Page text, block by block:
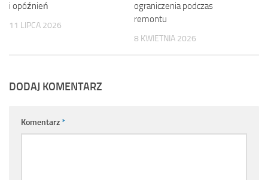
i opóźnień
11 LIPCA 2026
ograniczenia podczas
remontu
8 KWIETNIA 2026
DODAJ KOMENTARZ
Komentarz*